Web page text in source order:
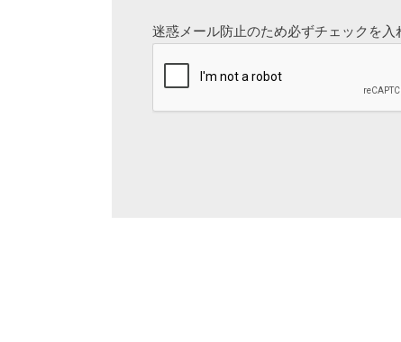
迷惑メール防止のため必ずチェックを入